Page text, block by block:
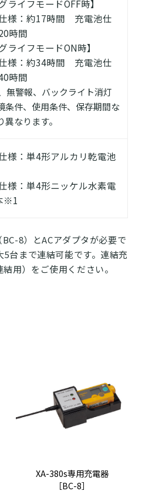
ライフモードOFF時】
様：約17時間 充電池仕
時間
ライフモードON時】
様：約34時間 充電池仕
時間
無警報、バックライト消灯
条件、使用条件、保存期間な
異なります。
様：単4形アルカリ乾電池
様：単4形ニッケル水素電
※1
8）とACアダプタが必要で
5台まで連結可能です。連結充
用）をご使用ください。
XA-380s専用充電器
［BC-8］